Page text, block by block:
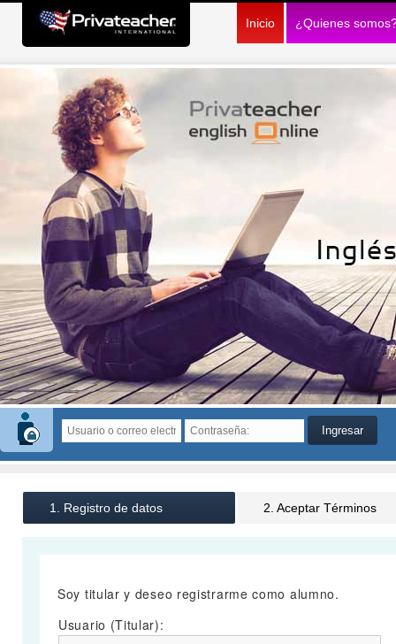
Inicio ¿Quienes
1. Registro de datos 2. Aceptar Términos
Soy titular y deseo registrarme como alumno.
Usuario (Titular):